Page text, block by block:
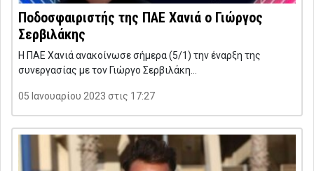
Ποδοσφαιριστής της ΠΑΕ Χανιά ο Γιώργος
Σερβιλάκης
Η ΠΑΕ Χανιά ανακοίνωσε σήμερα (5/1) την έναρξη της
συνεργασίας με τον Γιώργο Σερβιλάκη…
05 Ιανουαρίου 2023 στις 17:27